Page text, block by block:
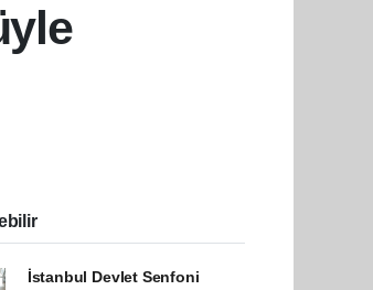
İstanbul Devlet Senfoni